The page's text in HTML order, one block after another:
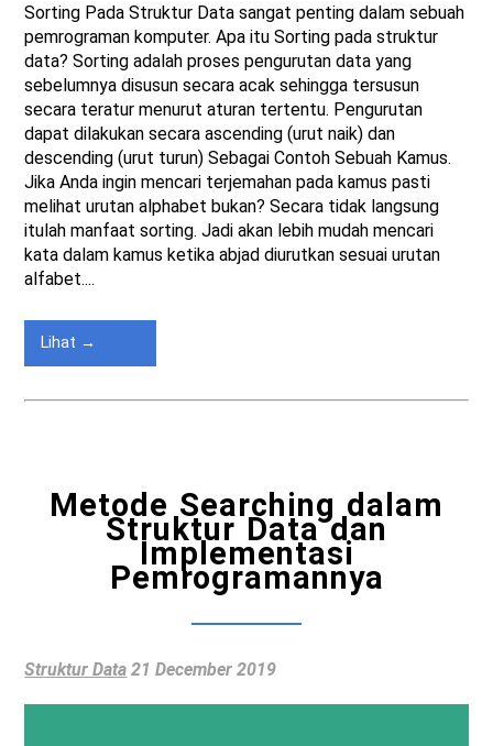
Sorting Pada Struktur Data sangat penting dalam sebuah
pemrograman komputer. Apa itu Sorting pada struktur
data? Sorting adalah proses pengurutan data yang
sebelumnya disusun secara acak sehingga tersusun
secara teratur menurut aturan tertentu. Pengurutan
dapat dilakukan secara ascending (urut naik) dan
descending (urut turun) Sebagai Contoh Sebuah Kamus.
Jika Anda ingin mencari terjemahan pada kamus pasti
melihat urutan alphabet bukan? Secara tidak langsung
itulah manfaat sorting. Jadi akan lebih mudah mencari
kata dalam kamus ketika abjad diurutkan sesuai urutan
alfabet....
Lihat →
Metode Searching dalam
Struktur Data dan
Implementasi
Pemrogramannya
Struktur Data 21 December 2019